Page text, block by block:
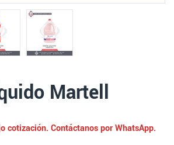
Martell
cotización. Contáctanos por WhatsApp.